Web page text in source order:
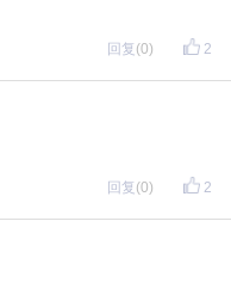
维码加入哦），
2
回复 (0)
2
回复 (0)